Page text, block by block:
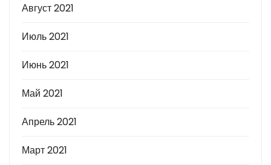
Август 2021
Июль 2021
Июнь 2021
Май 2021
Апрель 2021
Март 2021